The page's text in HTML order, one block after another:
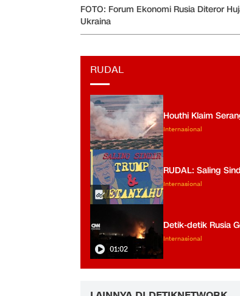
FOTO: Forum Ekonomi Rusia Diteror
Ukraina
RUDAL
Houthi Klaim
Internasional
RUDAL: Saling
Internasional
01:02
Detik-detik Rusia
Internasional